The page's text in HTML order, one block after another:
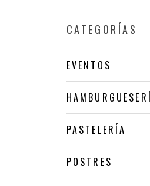
CATEGORÍAS
EVENTOS
PASTELERÍA
POSTRES